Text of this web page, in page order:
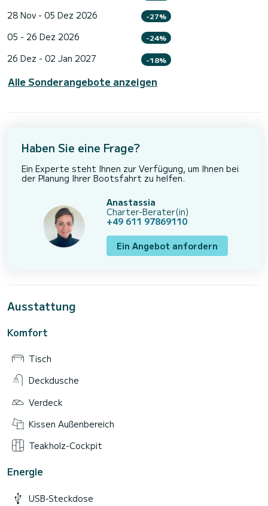
28 Nov - 05 Dez 2026 -27%
05 - 26 Dez 2026 -24%
26 Dez - 02 Jan 2027 -18%
Alle Sonderangebote anzeigen
Haben Sie eine Frage?
Ein Experte steht Ihnen zur Verfügung, um Ihnen bei
der Planung Ihrer Bootsfahrt zu helfen.
Anastassia
Charter-Berater(in)
+49 611 97869110
Ein Angebot anfordern
Ausstattung
Komfort
Tisch
Deckdusche
Verdeck
Kissen Außenbereich
Teakholz-Cockpit
Energie
USB-Steckdose